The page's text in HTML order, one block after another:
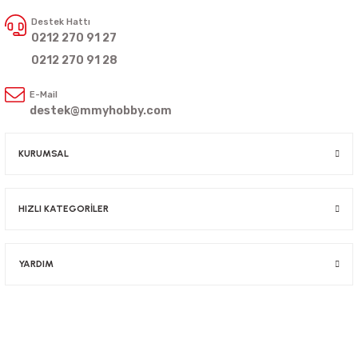
Destek Hattı
0212 270 91 27
0212 270 91 28
E-Mail
destek@mmyhobby.com
KURUMSAL
HIZLI KATEGORİLER
YARDIM